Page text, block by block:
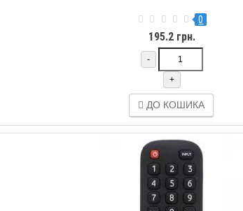
0
195.2 грн.
-
+
ДО КОШИКА